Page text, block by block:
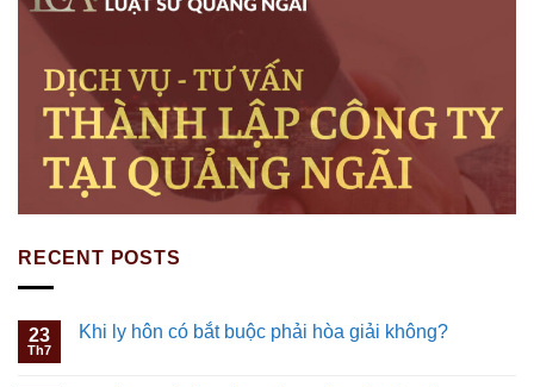
RECENT POSTS
23
Th7
Khi ly hôn có bắt buộc phải hòa giải không?